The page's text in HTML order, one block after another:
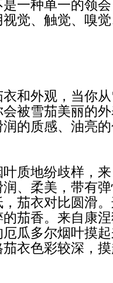
一种单一的领
觉、触觉、嗅
外观，当你从
被雪茄美丽的
的质感、油亮
地纷歧样，来
、柔美，带有
茄衣对比圆滑
茄香。来自康
瓜多尔烟叶摸
衣色彩较深，